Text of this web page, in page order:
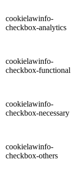
cookielawinfo-
checkbox-analytics
cookielawinfo-
checkbox-functional
cookielawinfo-
checkbox-necessary
cookielawinfo-
checkbox-others